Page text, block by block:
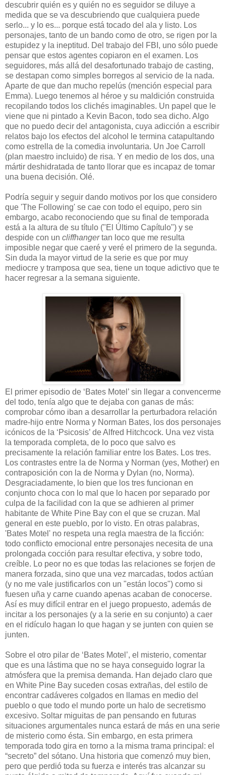
descubrir quién es y quién no es seguidor se diluye a
medida que se va descubriendo que cualquiera puede
serlo... y lo es... porque está tocado del ala y listo. Los
personajes, tanto de un bando como de otro, se rigen por la
estupidez y la ineptitud. Del trabajo del FBI, uno sólo puede
pensar que estos agentes copiaron en el examen. Los
seguidores, más allá del desafortunado trabajo de casting,
se destapan como simples borregos al servicio de la nada.
Aparte de que dan mucho repelús (mención especial para
Emma). Luego tenemos al héroe y su maldición construida
recopilando todos los clichés imaginables. Un papel que le
viene que ni pintado a Kevin Bacon, todo sea dicho. Algo
que no puedo decir del antagonista, cuya adicción a escribir
relatos bajo los efectos del alcohol le termina catapultando
como estrella de la comedia involuntaria. Un Joe Carroll
(plan maestro incluido) de risa. Y en medio de los dos, una
mártir deshidratada de tanto llorar que es incapaz de tomar
una buena decisión. Olé.
Podría seguir y seguir dando motivos por los que considero
que 'The Following' se cae con todo el equipo, pero sin
embargo, acabo reconociendo que su final de temporada
está a la altura de su título ("El Último Capítulo") y se
despide con un cliffhangertan loco que me resulta
imposible negar que caeré y veré el primero de la segunda.
Sin duda la mayor virtud de la serie es que por muy
mediocre y tramposa que sea, tiene un toque adictivo que te
hacer regresar a la semana siguiente.
El primer episodio de ‘Bates Motel’ sin llegar a convencerme
del todo, tenía algo que te dejaba con ganas de más:
comprobar cómo iban a desarrollar la perturbadora relación
madre-hijo entre Norma y Norman Bates, los dos personajes
icónicos de la ‘Psicosis’ de Alfred Hitchcock. Una vez vista
la temporada completa, de lo poco que salvo es
precisamente la relación familiar entre los Bates. Los tres.
Los contrastes entre la de Norma y Norman (yes, Mother) en
contraposición con la de Norma y Dylan (no, Norma).
Desgraciadamente, lo bien que los tres funcionan en
conjunto choca con lo mal que lo hacen por separado por
culpa de la facilidad con la que se adhieren al primer
habitante de White Pine Bay con el que se cruzan. Mal
general en este pueblo, por lo visto. En otras palabras,
'Bates Motel' no respeta una regla maestra de la ficción:
todo conflicto emocional entre personajes necesita de una
prolongada cocción para resultar efectiva, y sobre todo,
creíble. Lo peor no es que todas las relaciones se forjen de
manera forzada, sino que una vez marcadas, todos actúan
(y no me vale justificarlos con un "están locos") como si
fuesen uña y carne cuando apenas acaban de conocerse.
Así es muy difícil entrar en el juego propuesto, además de
incitar a los personajes (y a la serie en su conjunto) a caer
en el ridículo hagan lo que hagan y se junten con quien se
junten.
Sobre el otro pilar de ‘Bates Motel’, el misterio, comentar
que es una lástima que no se haya conseguido lograr la
atmósfera que la premisa demanda. Han dejado claro que
en White Pine Bay suceden cosas extrañas, del estilo de
encontrar cadáveres colgados en llamas en medio del
pueblo o que todo el mundo porte un halo de secretismo
excesivo. Soltar miguitas de pan pensando en futuras
situaciones argumentales nunca estará de más en una serie
de misterio como ésta. Sin embargo, en esta primera
temporada todo gira en torno a la misma trama principal: el
“secreto” del sótano. Una historia que comenzó muy bien,
pero que perdió toda su fuerza e interés tras alcanzar su